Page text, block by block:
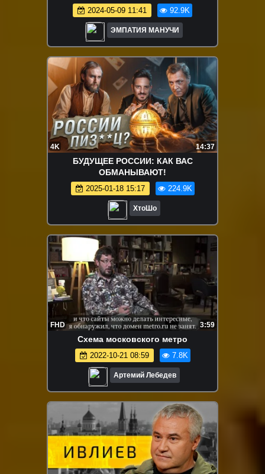
2024-05-09 11:41 92.9K
ЭМПАТИЯ МАНУЧИ
4K 14:37
БУДУЩЕЕ РОССИИ: КАК ВАС
ОБМАНЫВАЮТ!
2025-01-18 15:17 224.9K
ХтоШо
FHD 3:59
Схема московского метро
2022-10-21 08:59 7.8K
Артемий Лебедев